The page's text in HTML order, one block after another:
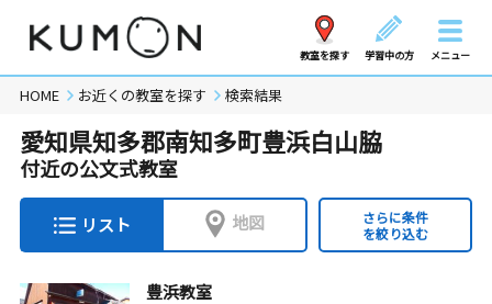
教室を探す 学習中の方 メニュー
HOME お近くの教室を探す 検索結果
愛知県知多郡南知多町豊浜白山脇
付近の公文式教室
リスト 地図
さらに条件
を絞り込む
豊浜教室